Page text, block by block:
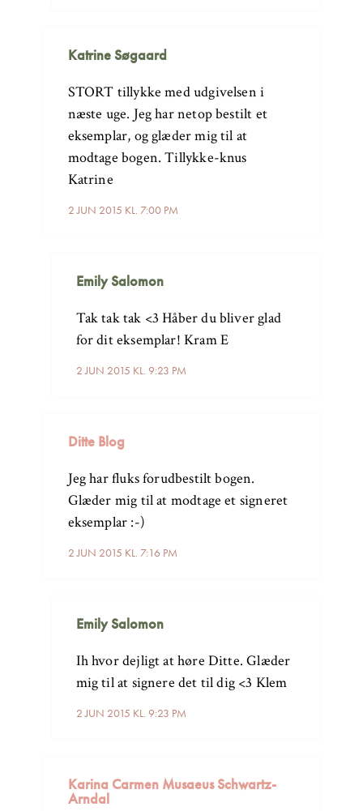
Katrine Søgaard
2 JUN 2015 KL. 7:00 PM
STORT tillykke med udgivelsen i
næste uge. Jeg har netop bestilt et
eksemplar, og glæder mig til at
modtage bogen. Tillykke-knus
Katrine
Emily Salomon
2 JUN 2015 KL. 9:23 PM
Tak tak tak <3 Håber du bliver glad
for dit eksemplar! Kram E
Ditte Blog
2 JUN 2015 KL. 7:16 PM
Jeg har fluks forudbestilt bogen.
Glæder mig til at modtage et signeret
eksemplar :-)
Emily Salomon
2 JUN 2015 KL. 9:23 PM
Ih hvor dejligt at høre Ditte. Glæder
mig til at signere det til dig <3 Klem
Karina Carmen Musaeus Schwartz-
Arndal